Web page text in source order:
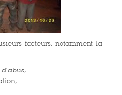
facteurs, notamment la